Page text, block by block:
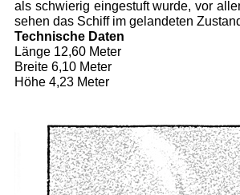
als schwierig eingestuft wurde, vor
sehen das Schiff im gelandeten
Technische Daten
Länge 12,60 Meter
Breite 6,10 Meter
Höhe 4,23 Meter